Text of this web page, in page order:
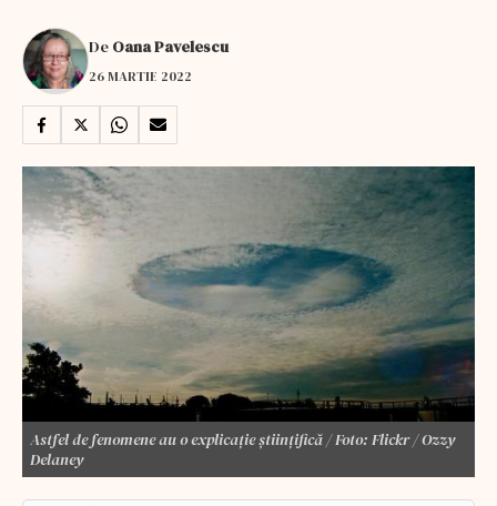
De Oana Pavelescu
26 MARTIE 2022
Astfel de fenomene au o explicație științifică / Foto: Flickr / Ozzy
Delaney